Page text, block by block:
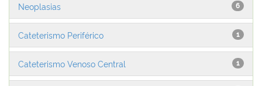
6
Neoplasias
1
Cateterismo Periférico
1
Cateterismo Venoso Central